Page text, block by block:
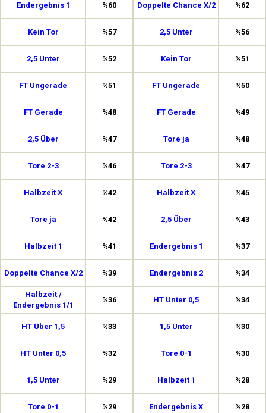
Endergebnis 1 %60
Kein Tor %57
2,5 Unter %52
FT Ungerade %51
FT Gerade %48
2,5 Über %47
Tore 2-3 %46
Halbzeit X %42
Tore ja %42
Halbzeit 1 %41
Doppelte Chance X/2 %39
Halbzeit /
Endergebnis 1/1
%36
HT Über 1,5 %33
HT Unter 0,5 %32
1,5 Unter %29
Tore 0-1 %29
Doppelte Chance X/2 %62
2,5 Unter %56
Kein Tor %51
FT Ungerade %50
FT Gerade %49
Tore ja %48
Tore 2-3 %47
Halbzeit X %45
2,5 Über %43
Endergebnis 1 %37
Endergebnis 2 %34
HT Unter 0,5 %34
1,5 Unter %30
Tore 0-1 %30
Halbzeit 1 %28
Endergebnis X %28